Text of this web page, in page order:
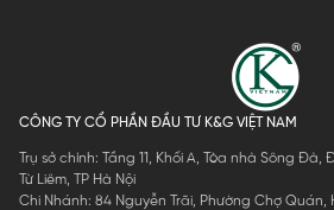
CÔNG TY CỔ PHẦN ĐẦU TƯ K&G VIỆT NAM
Trụ sở chính: Tầng 11, Khối A, Tòa nhà Sông
Từ Liêm, TP Hà Nội
Chi Nhánh: 84 Nguyễn Trãi, Phường Chợ Quán,